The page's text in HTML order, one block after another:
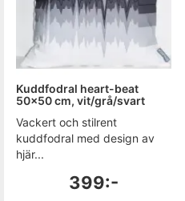
Kuddfodral heart-beat
50x50 cm, vit/grå/svart
Vackert och stilrent
kuddfodral med design av
hjär...
399:-